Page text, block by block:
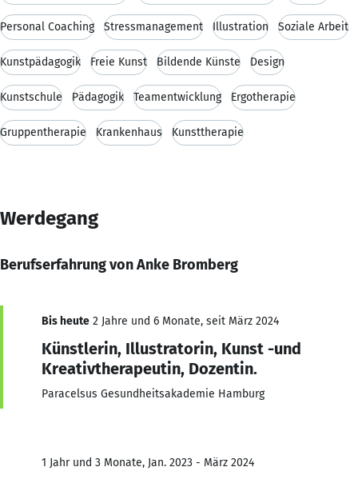
Personal Coaching Stressmanagement Illustration Soziale Arbeit
Kunstpädagogik Freie Kunst Bildende Künste Design
Kunstschule Pädagogik Teamentwicklung Ergotherapie
Gruppentherapie Krankenhaus Kunsttherapie
Werdegang
Berufserfahrung von Anke Bromberg
Bis heute 2 Jahre und 6 Monate, seit März 2024
Künstlerin, Illustratorin, Kunst -und
Kreativtherapeutin, Dozentin.
Paracelsus Gesundheitsakademie Hamburg
1 Jahr und 3 Monate, Jan. 2023 - März 2024